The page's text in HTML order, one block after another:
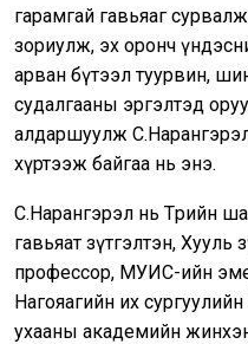
гарамгай гавьяаг
зориулж, эх оронч
арван бүтээл туурвин,
судалгааны эргэлтэд
алдаршуулж
хүртээж байгаа нь энэ.
С.Нарангэрэл нь Төрийн
гавьяат зүтгэлтэн,
профессор, МУИС-ийн
Нагояагийн их
ухааны академийн